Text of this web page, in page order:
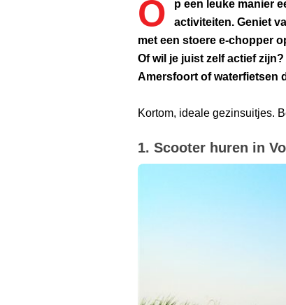
O
p een leuke manier
activiteiten. Geniet
met een stoere e-chopper
Of wil je juist zelf actief
Amersfoort of waterfietsen
Kortom, ideale gezinsuitjes.
1. Scooter huren in